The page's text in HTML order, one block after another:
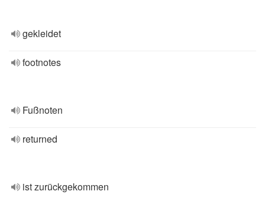
gekleidet
footnotes
Fußnoten
returned
ist zurückgekommen